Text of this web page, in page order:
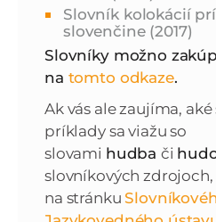
Slovník kolokácií
slovenčine (2017)
Slovníky možno
na tomto odkaze.
Ak vás ale zaujíma,
príklady sa viažu so
slovami hudba či
slovníkových
na stránku